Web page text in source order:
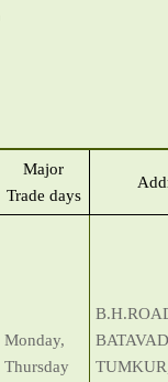
Major
Trade days
Monday,
Thursday